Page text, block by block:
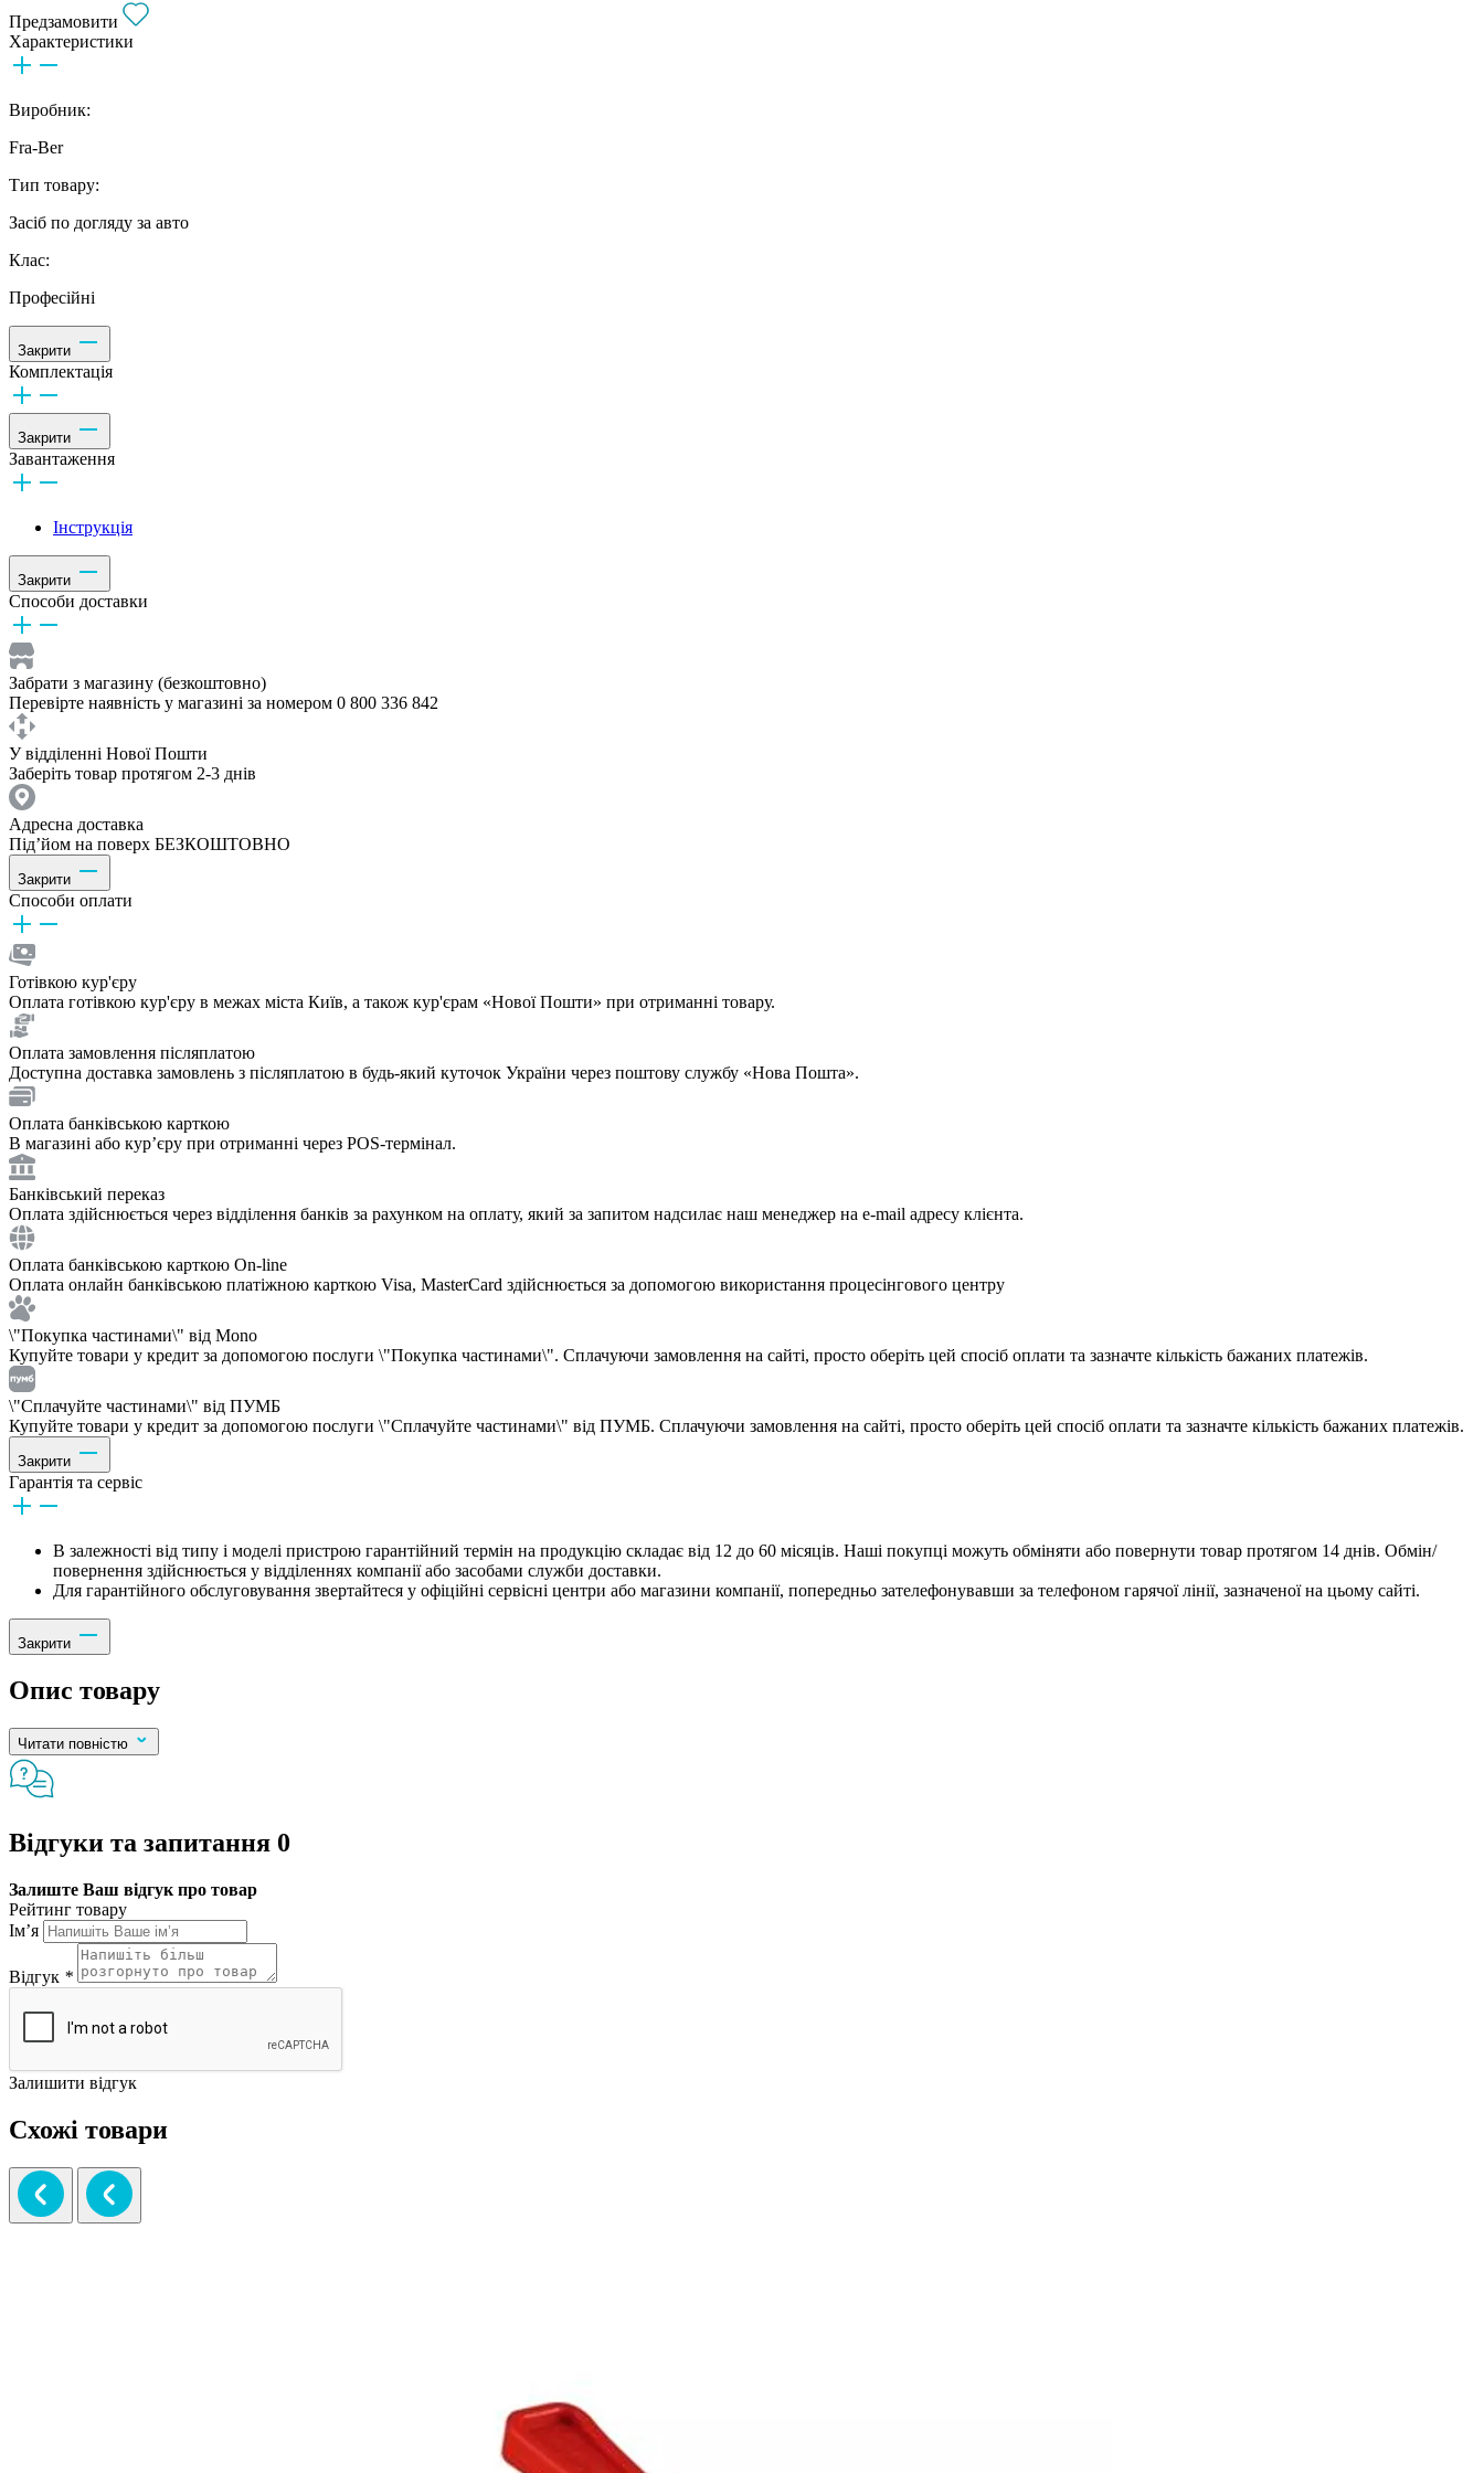
Предзамовити
Характеристики
Виробник:
Fra-Ber
Тип товару:
Засіб по догляду за авто
Клас:
Професійні
Закрити
Комплектація
Закрити
Завантаження
Інструкція
Закрити
Способи доставки
Забрати з магазину (безкоштовно)
Перевірте наявність у магазині за номером 0 800 336 842
У відділенні Нової Пошти
Заберіть товар протягом 2-3 днів
Адресна доставка
Під’йом на поверх БЕЗКОШТОВНО
Закрити
Способи оплати
Готівкою кур'єру
Оплата готівкою кур'єру в межах міста Київ, а також кур'єрам «Нової Пошти» при отриманні товару.
Оплата замовлення післяплатою
Доступна доставка замовлень з післяплатою в будь-який куточок України через поштову службу «Нова Пошта».
Оплата банківською карткою
В магазині або курʼєру при отриманні через POS-термінал.
Банківський переказ
Оплата здійснюється через відділення банків за рахунком на оплату, який за запитом надсилає наш менеджер на e-mail адресу клієнта.
Оплата банківською карткою On-line
Оплата онлайн банківською платіжною карткою Visa, MasterCard здійснюється за допомогою використання процесінгового центру
\"Покупка частинами\" від Mono
Купуйте товари у кредит за допомогою послуги \"Покупка частинами\". Сплачуючи замовлення на сайті, просто оберіть цей спосіб оплати та зазначте кількість бажаних платежів.
\"Сплачуйте частинами\" від ПУМБ
Купуйте товари у кредит за допомогою послуги \"Сплачуйте частинами\" від ПУМБ. Сплачуючи замовлення на сайті, просто оберіть цей спосіб оплати та зазначте кількість бажаних платежів.
Закрити
Гарантія та сервіс
В залежності від типу і моделі пристрою гарантійний термін на продукцію складає від 12 до 60 місяців. Наші покупці можуть обміняти або повернути товар протягом 14 днів. Обмін/
повернення здійснюється у відділеннях компанії або засобами служби доставки.
Для гарантійного обслуговування звертайтеся у офіційні сервісні центри або магазини компанії, попередньо зателефонувавши за телефоном гарячої лінії, зазначеної на цьому сайті.
Закрити
Опис товару
Читати повністю
Відгуки та запитання 0
Залиште Ваш відгук про товар
Рейтинг товару
Ім’я
Відгук *
Залишити відгук
Схожі товари